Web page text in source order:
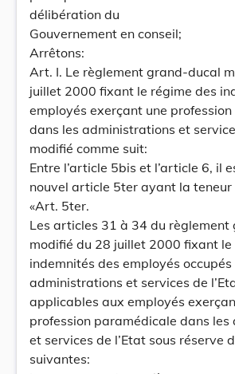
délibération du
Gouvernement en conseil;
Arrêtons:
Art. I. Le règlement grand-ducal
juillet 2000 fixant le régime des
employés exerçant une
dans les administrations et
modifié comme suit:
Entre l’article 5bis et l’article 6, il
nouvel article 5ter ayant la teneur
«Art. 5ter.
Les articles 31 à 34 du règlement
modifié du 28 juillet 2000 fixant le
indemnités des employés occupés
administrations et services de
applicables aux employés
profession paramédicale dans
et services de l’Etat sous réserve
suivantes: